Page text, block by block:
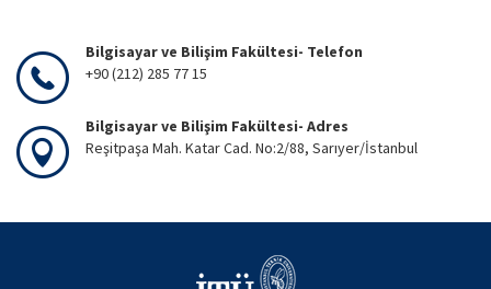
Bilgisayar ve Bilişim Fakültesi- Telefon
+90 (212) 285 77 15
Bilgisayar ve Bilişim Fakültesi- Adres
Reşitpaşa Mah. Katar Cad. No:2/88, Sarıyer/İstanbul